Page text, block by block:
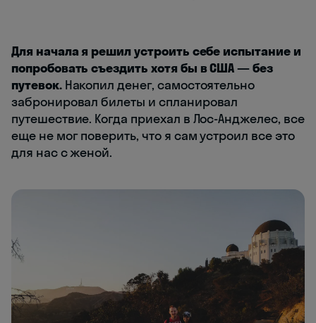
Для начала я решил устроить себе испытание и
попробовать съездить хотя бы в США — без
путевок.Накопил денег, самостоятельно
забронировал билеты и спланировал
путешествие. Когда приехал в Лос-Анджелес, все
еще не мог поверить, что я сам устроил все это
для нас c женой.